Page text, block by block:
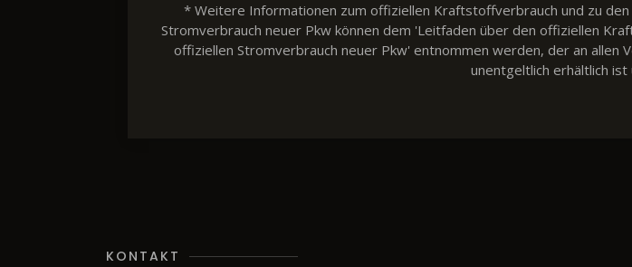
* Weitere Informationen zum offiziellen Kraftstoffverbrauch und zu
Stromverbrauch neuer Pkw können dem 'Leitfaden über den offiziellen
offiziellen Stromverbrauch neuer Pkw' entnommen werden, der an allen
unentgeltlich erhältlich
KONTAKT